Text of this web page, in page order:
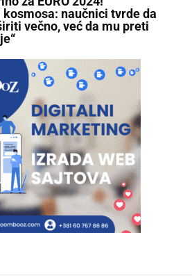
naučnici tvrde da
večno, već da mu preti